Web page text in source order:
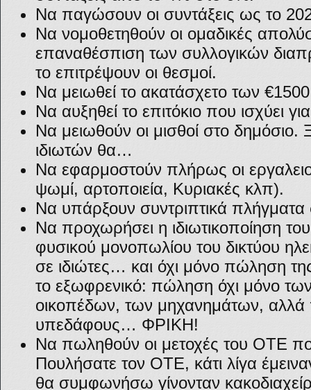
Να παγώσουν οι συντάξεις ως το
Να νομοθετηθούν οι ομαδικές
επαναθέσπιση των συλλογικών
το επιτρέψουν οι θεσμοί.
Να μειωθεί το ακατάσχετο των €1500
Να αυξηθεί το επιτόκιο που ισχύει
Να μειωθούν οι μισθοί στο δημόσιο.
ιδιωτών θα…
Να εφαρμοστούν πλήρως οι
ψωμί, αρτοποιεία, Κυριακές κλπ).
Να υπάρξουν συντριπτικά
Να προχωρήσει η ιδιωτικοποίηση
φυσικού μονοπωλίου του δικτύου
σε ιδιώτες… και όχι μόνο πώληση
το εξωφρενικό: πώληση όχι μόνο
οικοπέδων, των μηχανημάτων, αλλά
υπεδάφους… ΦΡΙΚΗ!
Να πωληθούν οι μετοχές του ΟΤΕ
Πουλήσατε τον ΟΤΕ, κάτι λίγα
θα συμφωνήσω γίνονταν